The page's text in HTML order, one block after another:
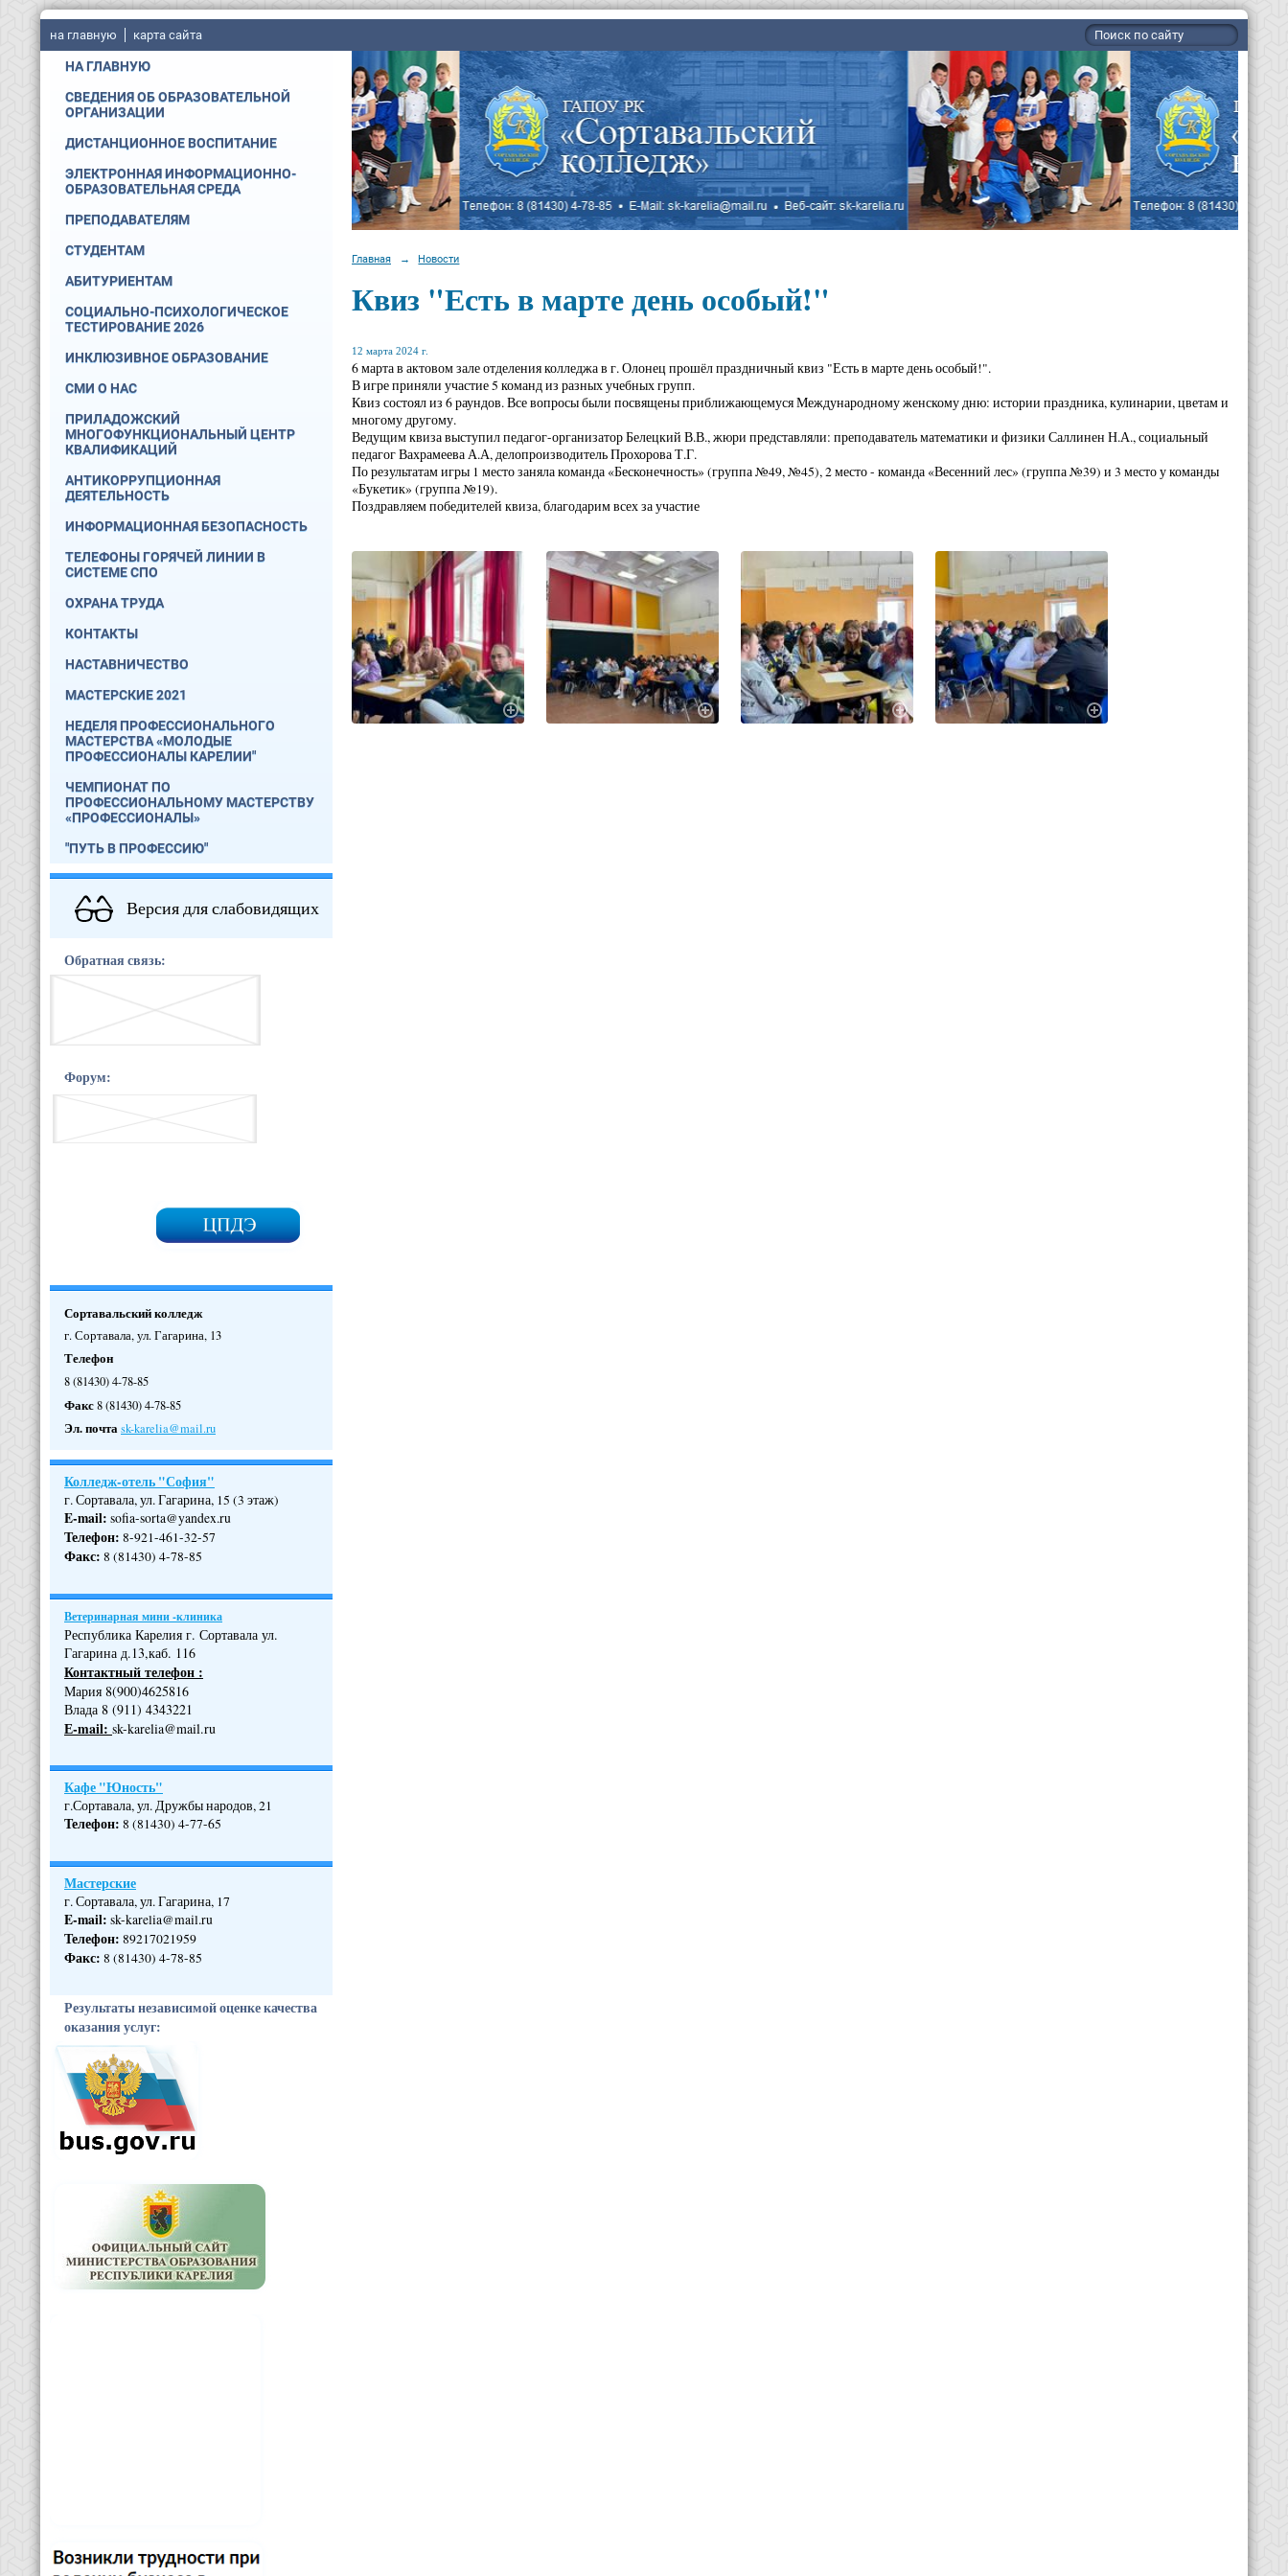
на главную карта сайта
НА ГЛАВНУЮ
СВЕДЕНИЯ ОБ ОБРАЗОВАТЕЛЬНОЙ
ОРГАНИЗАЦИИ
ДИСТАНЦИОННОЕ ВОСПИТАНИЕ
ЭЛЕКТРОННАЯ ИНФОРМАЦИОННО-
ОБРАЗОВАТЕЛЬНАЯ СРЕДА
ПРЕПОДАВАТЕЛЯМ
СТУДЕНТАМ
АБИТУРИЕНТАМ
СОЦИАЛЬНО-ПСИХОЛОГИЧЕСКОЕ
ТЕСТИРОВАНИЕ 2026
ИНКЛЮЗИВНОЕ ОБРАЗОВАНИЕ
СМИ О НАС
ПРИЛАДОЖСКИЙ
МНОГОФУНКЦИОНАЛЬНЫЙ ЦЕНТР
КВАЛИФИКАЦИЙ
АНТИКОРРУПЦИОННАЯ
ДЕЯТЕЛЬНОСТЬ
ИНФОРМАЦИОННАЯ БЕЗОПАСНОСТЬ
ТЕЛЕФОНЫ ГОРЯЧЕЙ ЛИНИИ В
СИСТЕМЕ СПО
ОХРАНА ТРУДА
КОНТАКТЫ
НАСТАВНИЧЕСТВО
МАСТЕРСКИЕ 2021
НЕДЕЛЯ ПРОФЕССИОНАЛЬНОГО
МАСТЕРСТВА «МОЛОДЫЕ
ПРОФЕССИОНАЛЫ КАРЕЛИИ"
ЧЕМПИОНАТ ПО
ПРОФЕССИОНАЛЬНОМУ МАСТЕРСТВУ
«ПРОФЕССИОНАЛЫ»
"ПУТЬ В ПРОФЕССИЮ"
Версия для слабовидящих
Обратная связь:
Форум:
Сортавальский колледж
г. Сортавала, ул. Гагарина, 13
Телефон
8 (81430) 4-78-85
Факс8 (81430) 4-78-85
Эл. почтаsk-karelia@mail.ru
Колледж-отель "София"
г. Сортавала, ул. Гагарина, 15 (3 этаж)
E-mail: sofia-sorta@yandex.ru
Телефон: 8-921-461-32-57
Факс: 8 (81430) 4-78-85
Ветеринарная мини -клиника
Республика Карелия г. Сортавала ул.
Гагарина д.13,каб. 116
Контактный телефон :
Мария 8(900)4625816
Влада 8 (911) 4343221
Е-mail: sk-karelia@mail.ru
Кафе "Юность"
г.Сортавала, ул. Дружбы народов, 21
Телефон: 8 (81430) 4-77-65
Мастерские
г. Сортавала, ул. Гагарина, 17
E-mail: sk-karelia@mail.ru
Телефон: 89217021959
Факс: 8 (81430) 4-78-85
Результаты независимой оценке качества
оказания услуг:
Главная → Новости
Квиз "Есть в марте день особый!"
12 марта 2024 г.
6 марта в актовом зале отделения колледжа в г. Олонец прошёл праздничный квиз "Есть в марте день особый!".
В игре приняли участие 5 команд из разных учебных групп.
Квиз состоял из 6 раундов. Все вопросы были посвящены приближающемуся Международному женскому дню: истории праздника, кулинарии, цветам и
многому другому.
Ведущим квиза выступил педагог-организатор Белецкий В.В., жюри представляли: преподаватель математики и физики Саллинен Н.А., социальный
педагог Вахрамеева А.А, делопроизводитель Прохорова Т.Г.
По результатам игры 1 место заняла команда «Бесконечность» (группа №49, №45), 2 место - команда «Весенний лес» (группа №39) и 3 место у команды
«Букетик» (группа №19).
Поздравляем победителей квиза, благодарим всех за участие